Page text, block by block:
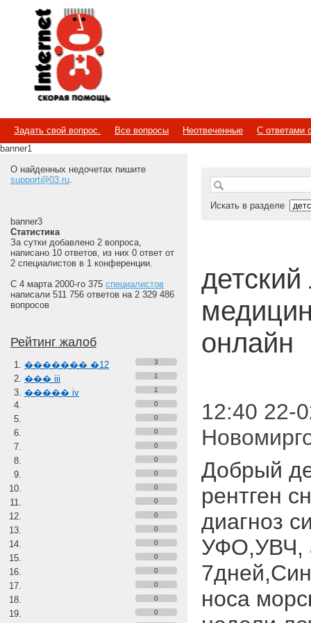
Internet
Скорая помощь
Задать свой вопрос. Все вопросы Неотвеченные
С ответами
banner1
О найденных недочетах пишите
support@03.ru.
banner3
Статистика
За сутки добавлено 2 вопроса,
написано 10 ответов, из них 0 ответ от
2 специалистов в 1 конференции.
С 4 марта 2000-го 375 специалистов
написали 511 756 ответов на 2 329 486
вопросов
Рейтинг жалоб
������� �12 3
��� iii 1
����� iv
1
0
0
0
0
0
0
0
0
0
0
0
0
0
0
0
0
Искать в разделе
онлайн
12:40 22-
Добрый
рентген
диагноз
УФО,УВЧ,
носа